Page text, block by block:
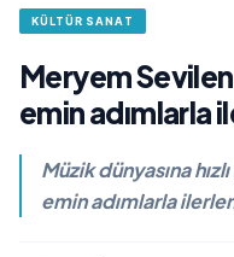
KÜLTÜR SANAT
Meryem
emin adımlarla
Müzik dünyasına
emin adımlarla